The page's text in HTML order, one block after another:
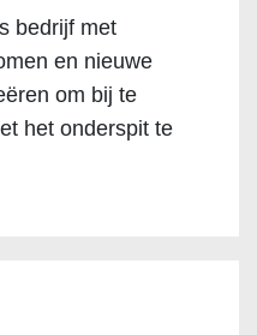
bedrijf met
en nieuwe
om bij te
het onderspit te